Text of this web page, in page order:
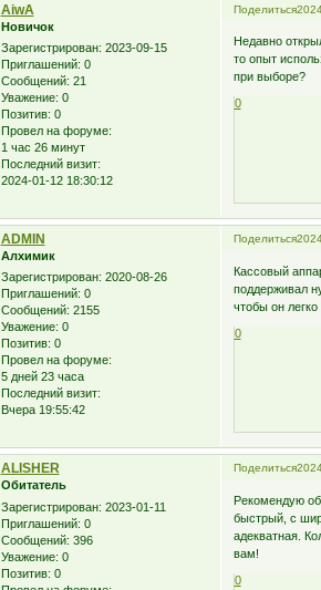
Поделиться
AiwA
Новичок
Зарегистрирован: 2023-09-15
Приглашений: 0
Сообщений: 21
Уважение: 0
Позитив: 0
Провел на форуме:
1 час 26 минут
Последний визит:
2024-01-12 18:30:12
Недавно
то опыт
при выборе?
0
Поделиться
ADMIN
Алхимик
Зарегистрирован: 2020-08-26
Приглашений: 0
Сообщений: 2155
Уважение: 0
Позитив: 0
Провел на форуме:
5 дней 23 часа
Последний визит:
Вчера 19:55:42
Кассовый
поддерживал
чтобы он
0
Поделиться
ALISHER
Обитатель
Зарегистрирован: 2023-01-11
Приглашений: 0
Сообщений: 396
Уважение: 0
Позитив: 0
Рекомендую
быстрый, с
адекватная.
вам!
0